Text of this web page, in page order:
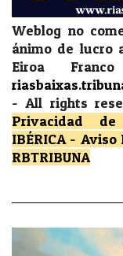
Weblog no
ánimo de lucro
Eiroa
-All rights
Privacidad
de
IBÉRICA- Aviso
RBTRIBUNA